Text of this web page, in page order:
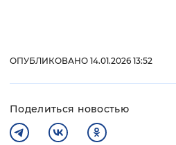
ОПУБЛИКОВАНО 14.01.2026 13:52
Поделиться новостью